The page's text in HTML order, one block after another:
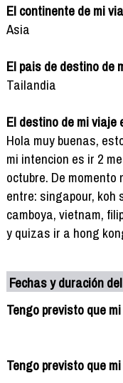
El continente de mi
Asia
El pais de destino de
Tailandia
El destino de mi viaje
Hola muy buenas,
mi intencion es ir 2
octubre. De
entre: singapour, koh
camboya, vietnam,
y quizas ir a hong
Fechas y duración
Tengo previsto que
Tengo previsto que